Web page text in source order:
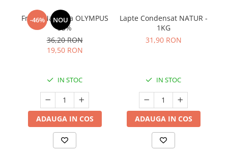
-46% NOU
Frisca Naturala OLYMPUS
35%
36,20 RON
19,50 RON
IN STOC
ADAUGA IN COS
Lapte Condensat NATUR -
1KG
31,90 RON
IN STOC
ADAUGA IN COS